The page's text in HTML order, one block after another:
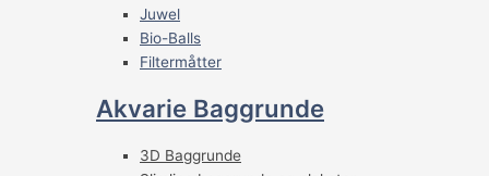
Juwel
Bio-Balls
Filtermåtter
Akvarie Baggrunde
3D Baggrunde